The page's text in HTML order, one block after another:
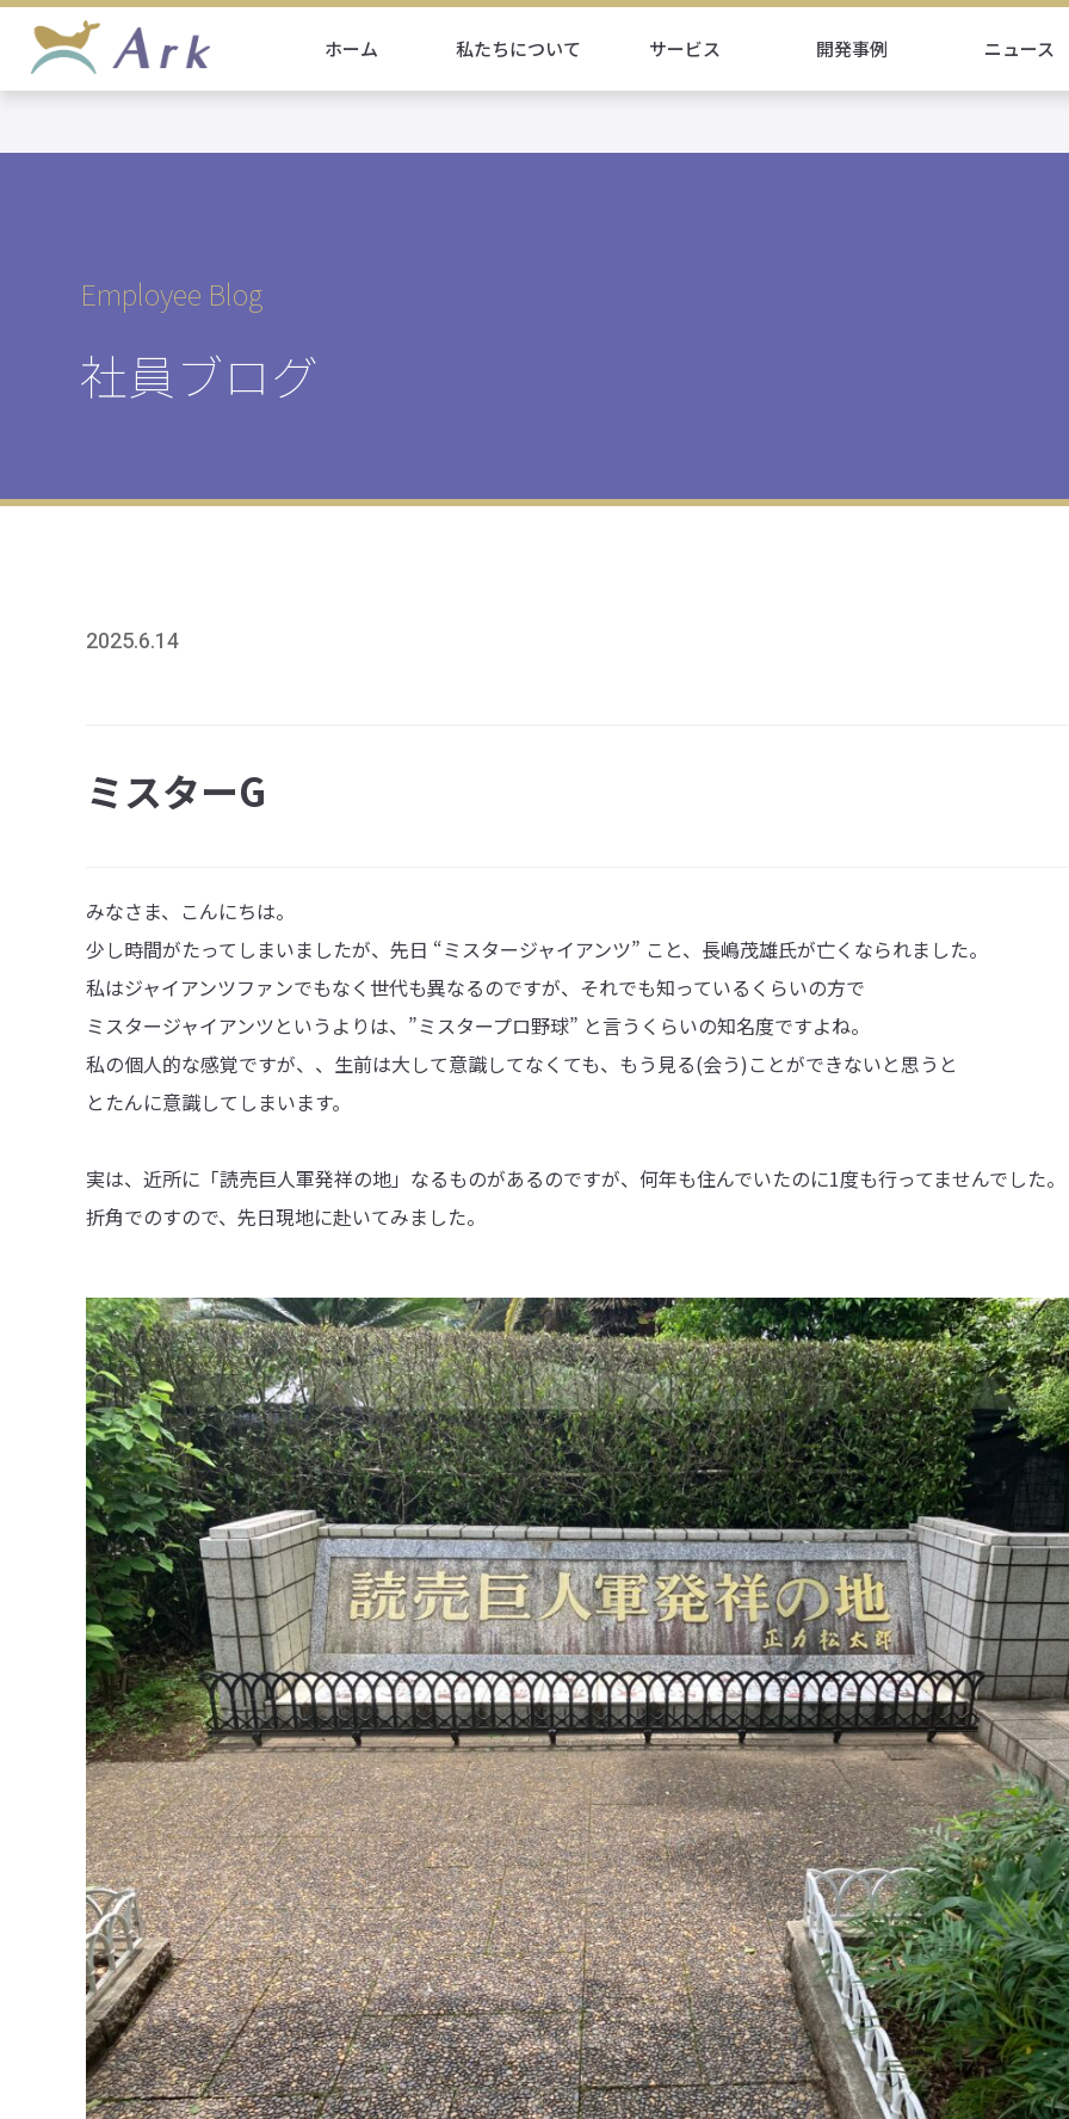
ホーム 私たちについて サービス 開発事例 ニュース
Employee Blog
社員ブログ
2025.6.14
ミスターG
みなさま、こんにちは。
少し時間がたってしまいましたが、先日 “ミスタージャイアンツ” こと、長嶋茂雄氏が亡くなられました。
私はジャイアンツファンでもなく世代も異なるのですが、それでも知っているくらいの方で
ミスタージャイアンツというよりは、”ミスタープロ野球” と言うくらいの知名度ですよね。
私の個人的な感覚ですが、、生前は大して意識してなくても、もう見る(会う)ことができないと思うと
とたんに意識してしまいます。
実は、近所に「読売巨人軍発祥の地」なるものがあるのですが、何年も住んでいたのに1度も行ってませんでした。
折角でのすので、先日現地に赴いてみました。